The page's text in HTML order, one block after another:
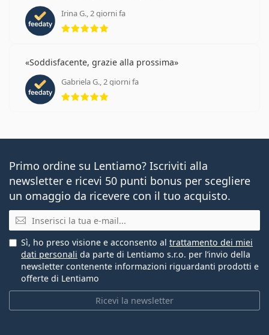
Irina G., 2 giorni fa
Soddisfacente, grazie alla prossima
Gabriela G., 2 giorni fa
valutazione 5 di 5
Primo ordine su Lentiamo? Iscriviti alla
newsletter e ricevi 50 punti bonus per scegliere
un omaggio da ricevere con il tuo acquisto.
E-mail
Ricevi la newsletter
Sì, ho preso visione e acconsento al trattamento dei miei
dati personali da parte di Lentiamo s.r.o. per l’invio della
newsletter contenente informazioni riguardanti prodotti e
offerte di Lentiamo